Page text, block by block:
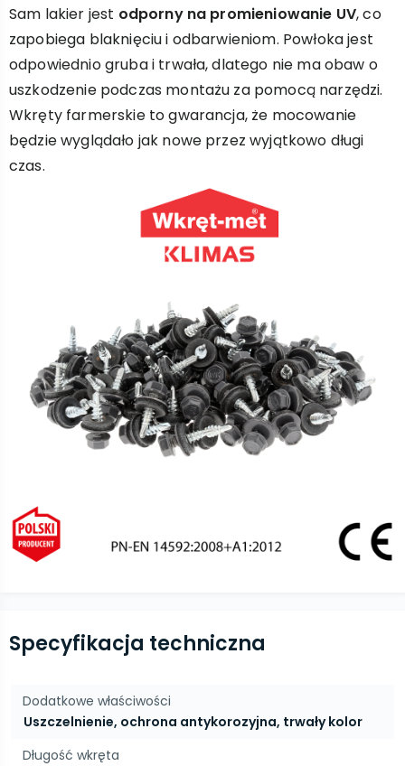
Sam lakier jest odporny na promieniowanie UV, co
zapobiega blaknięciu i odbarwieniom. Powłoka jest
odpowiednio gruba i trwała, dlatego nie ma obaw o
uszkodzenie podczas montażu za pomocą narzędzi.
Wkręty farmerskie to gwarancja, że mocowanie
będzie wyglądało jak nowe przez wyjątkowo długi
czas.
Specyfikacja techniczna
Dodatkowe właściwości
Uszczelnienie, ochrona antykorozyjna, trwały kolor
Długość wkręta